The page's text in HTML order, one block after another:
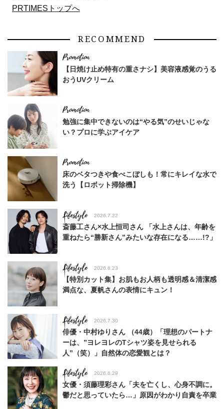
PRTIMESトップへ
RECOMMEND
【日焼け止め特有の重さナシ】美容液感覚のうる
おうUVクリーム
勉強に集中できないのは“やる気”のせいじゃな
い？プロに学ぶアイケア
床のベタつきや食べこぼしも！常にキレイな水で
洗う【ロボット掃除機】
Lifestyle 2026.7.22
斎藤工さん×水上恒司さん 「水上さんは、年齢を
重ねたら“勝新さん”みたいな存在になる……!?」
Lifestyle 2026.6.23
【特別カット集】お肌もお人柄も透明感＆清潔感
満点な、夏帆さんの表情にキュン！
Lifestyle 2026.7.30
俳優・中村ゆりさん （44歳）「理想のパートナ
ーは、”ヨレヨレのTシャツ姿を見せられる
人”（笑）」自然体の恋愛観とは？
Lifestyle 2026.6.29
女優・須藤理彩さん「夫を亡くし、心身不調に。
鬱だと思っていたら…」原因がわかり自責を卒業